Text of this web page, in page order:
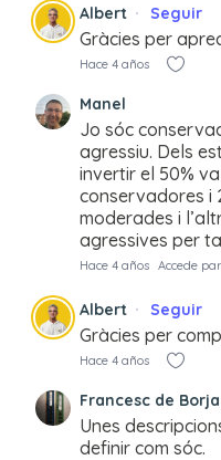
Albert Seguir
Gràcies per
Hace 4 años
Manel
Jo sóc
agressiu. Dels
invertir el 50%
conservadores i
moderades i
agressives per
Hace 4 años Accede
Albert Seguir
Gràcies per
Hace 4 años
Francesc de Borja
Unes
definir com sóc.